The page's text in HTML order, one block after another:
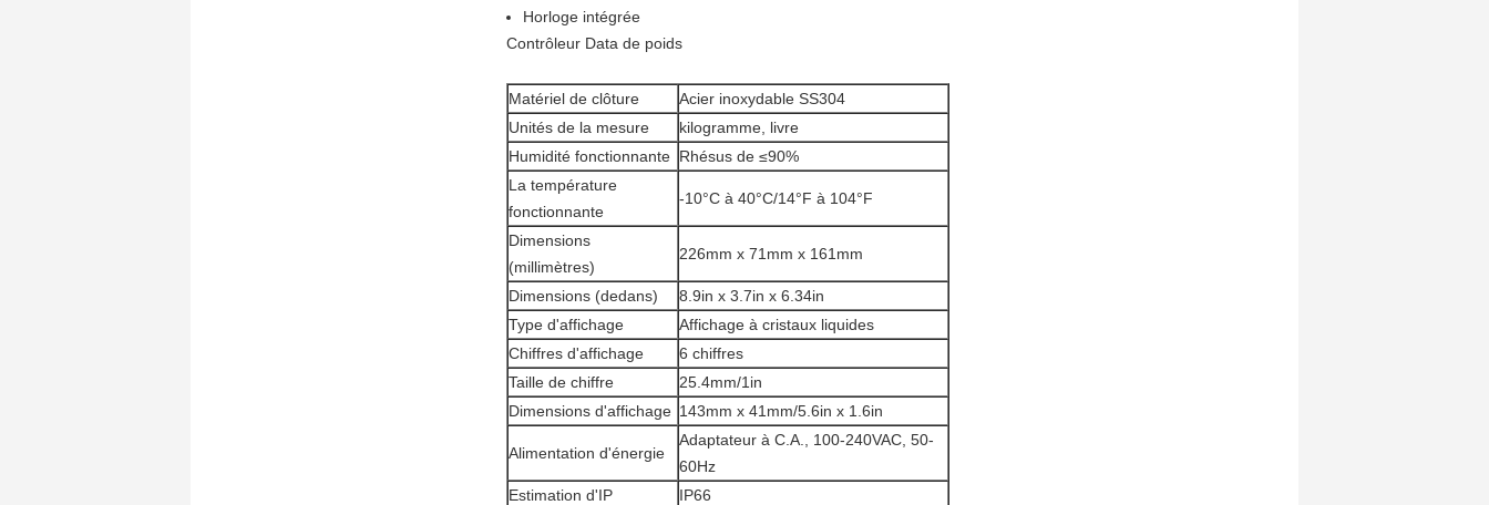
Horloge intégrée
Contrôleur Data de poids
Matériel de clôture
Acier inoxydable SS304
Unités de la mesure
kilogramme, livre
Humidité fonctionnante Rhésus de ≤90%
La température
fonctionnante
-10°C à 40°C/14°F à 104°F
Dimensions
(millimètres)
226mm x 71mm x 161mm
Dimensions (dedans)
8.9in x 3.7in x 6.34in
Type d'affichage
Affichage à cristaux liquides
Chiffres d'affichage
6 chiffres
Taille de chiffre
25.4mm/1in
Dimensions d'affichage 143mm x 41mm/5.6in x 1.6in
Alimentation d'énergie
Adaptateur à C.A., 100-240VAC, 50-
60Hz
Estimation d'IP
IP66